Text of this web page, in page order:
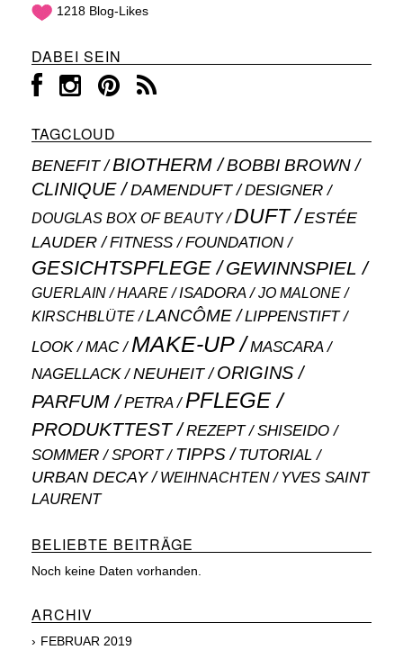
1218 Blog-Likes
DABEI SEIN
TAGCLOUD
BENEFIT BIOTHERM BOBBI BROWN
CLINIQUE DAMENDUFT DESIGNER
DOUGLAS BOX OF BEAUTY DUFT
ESTÉE
LAUDER
FITNESS FOUNDATION
GESICHTSPFLEGE GEWINNSPIEL
GUERLAIN HAARE ISADORA JO MALONE
KIRSCHBLÜTE LANCÔME LIPPENSTIFT
LOOK MAC MAKE-UP MASCARA
NAGELLACK NEUHEIT ORIGINS
PARFUM PETRA PFLEGE
PRODUKTTEST REZEPT SHISEIDO
SOMMER SPORT TIPPS TUTORIAL
URBAN DECAY WEIHNACHTEN
YVES SAINT
LAURENT
BELIEBTE BEITRÄGE
Noch keine Daten vorhanden.
ARCHIV
FEBRUAR 2019